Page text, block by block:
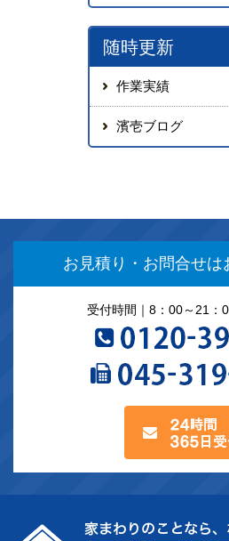
随時更新
作業実績
濱壱ブログ
お見積り・お問合せは
受付時間｜8：00～21：